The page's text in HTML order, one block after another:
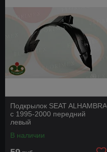
Подкрылок SEAT ALHAMBRA
с 1995-2000 передний
левый
В наличии